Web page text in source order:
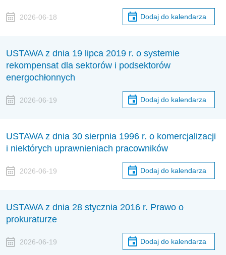
2026-06-18 Dodaj do kalendarza
USTAWA z dnia 19 lipca 2019 r. o systemie
rekompensat dla sektorów i podsektorów
energochłonnych
2026-06-19 Dodaj do kalendarza
USTAWA z dnia 30 sierpnia 1996 r. o komercjalizacji
i niektórych uprawnieniach pracowników
2026-06-19 Dodaj do kalendarza
USTAWA z dnia 28 stycznia 2016 r. Prawo o
prokuraturze
2026-06-19 Dodaj do kalendarza